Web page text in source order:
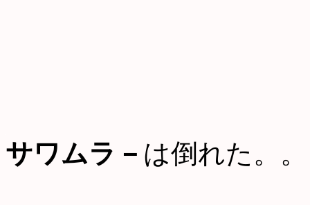
サワムラ－ は倒れた。。